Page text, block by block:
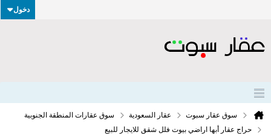
دخول
سوق عقار سبوت عقار السعودية
سوق عقارات المنطقة الجنوبية
حراج عقار أبها اراضي بيوت فلل شقق للايجار للبيع